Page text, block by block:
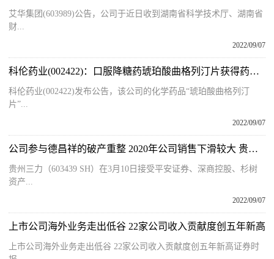
艾华集团(603989)公告，公司于近日收到湖南省科学技术厅、湖南省
财...
2022/09/07
科伦药业(002422)：口服降糖药琥珀酸曲格列汀片获得药品注册批准
科伦药业(002422)发布公告，该公司的化学药品“琥珀酸曲格列汀
片”...
2022/09/07
公司参与德昌祥的破产重整 2020年公司销售下滑较大 贵州三力（603439.SH）在调研活动中如何回应？
贵州三力（603439 SH）在3月10日接受平安证券、深商控股、杉树
资产...
2022/09/07
上市公司海外业务走出低谷 22家公司收入贡献度创五年新高
上市公司海外业务走出低谷 22家公司收入贡献度创五年新高证券时